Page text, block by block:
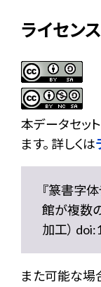
ライセンス
本データセッ
ます。 詳しくは
『篆書字
館が複数
加工）
また可能な場